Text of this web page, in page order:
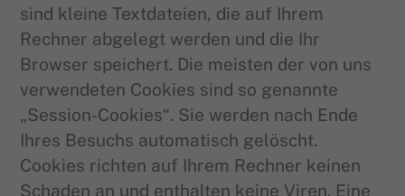
sind kleine Textdateien, die auf Ihrem
Rechner abgelegt werden und die Ihr
Browser speichert. Die meisten der von uns
verwendeten Cookies sind so genannte
„Session-Cookies“. Sie werden nach Ende
Ihres Besuchs automatisch gelöscht.
Cookies richten auf Ihrem Rechner keinen
Schaden an und enthalten keine Viren. Eine